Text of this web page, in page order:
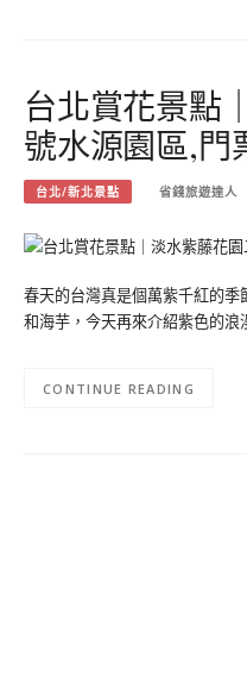
台北賞花景點
號水源園區,門
台北/新北景點 省錢旅遊達人
春天的台灣真是個萬紫千紅的
和海芋，今天再來介紹紫色的
CONTINUE READING